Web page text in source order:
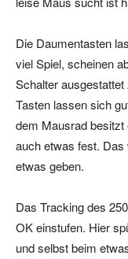
Die Daumentasten
viel Spiel, scheinen
Schalter
Tasten lassen sich
dem Mausrad
auch etwas fest.
etwas geben.
Das Tracking des
OK einstufen. Hier
und selbst beim